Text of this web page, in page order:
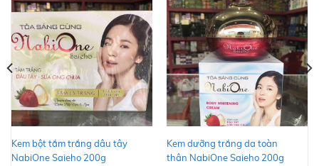
Kem bột tắm trắng dâu tây
NabiOne Saieho 200g
Kem dưỡng trắng da toàn
thân NabiOne Saieho 200g